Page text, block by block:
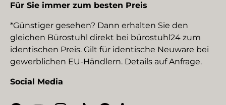
Für Sie immer zum besten Preis
*Günstiger gesehen? Dann erhalten Sie den
gleichen Bürostuhl direkt bei bürostuhl24 zum
identischen Preis. Gilt für identische Neuware bei
gewerblichen EU-Händlern. Details auf Anfrage.
Social Media